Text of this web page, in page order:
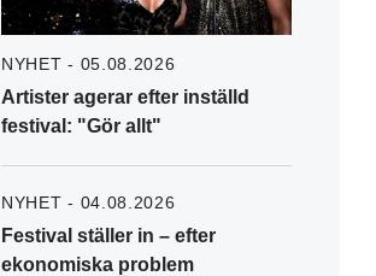
NYHET - 05.08.2026
Artister agerar efter inställd
festival: "Gör allt"
NYHET - 04.08.2026
Festival ställer in – efter
ekonomiska problem